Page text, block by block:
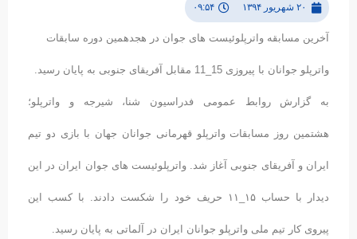
۲۰ شهریور ۱۳۹۴ ۰۹:۵۴
آخرین مسابقه واترپلوئیست های جوان در هجدهمین دوره سابقات
واترپلو جوانان با پیروزی 15_11 مقابل آفریقای جنوبی به پایان رسید.
به گزارش روابط عمومی فدراسیون شنا، شیرجه و واترپلو؛
هشتمین روز مسابقات واترپلو قهرمانی جوانان جهان با بازی دو تیم
ایران و آفریقای جنوبی آغاز شد. واترپلوئیست های جوان ایران در این
دیدار با حساب ۱۵_۱۱ حریف خود را شکست دادند. با کسب این
پیروی کار تیم ملی واترپلو جوانان ایران در آلماتی به پایان رسید.